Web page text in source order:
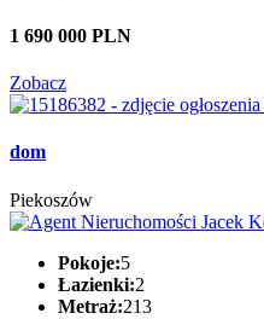
1 690 000 PLN
Zobacz
dom
Piekoszów
Pokoje:5
Łazienki:2
Metraż:213